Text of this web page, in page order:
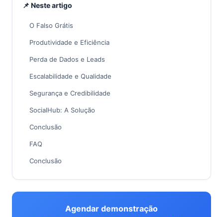
📌 Neste artigo
O Falso Grátis
Produtividade e Eficiência
Perda de Dados e Leads
Escalabilidade e Qualidade
Segurança e Credibilidade
SocialHub: A Solução
Conclusão
FAQ
Conclusão
Agendar demonstração